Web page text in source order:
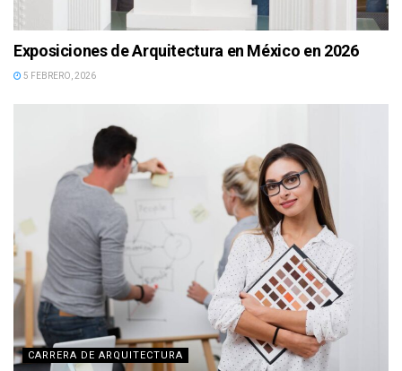
Exposiciones de Arquitectura en México en 2026
5 FEBRERO, 2026
CARRERA DE ARQUITECTURA